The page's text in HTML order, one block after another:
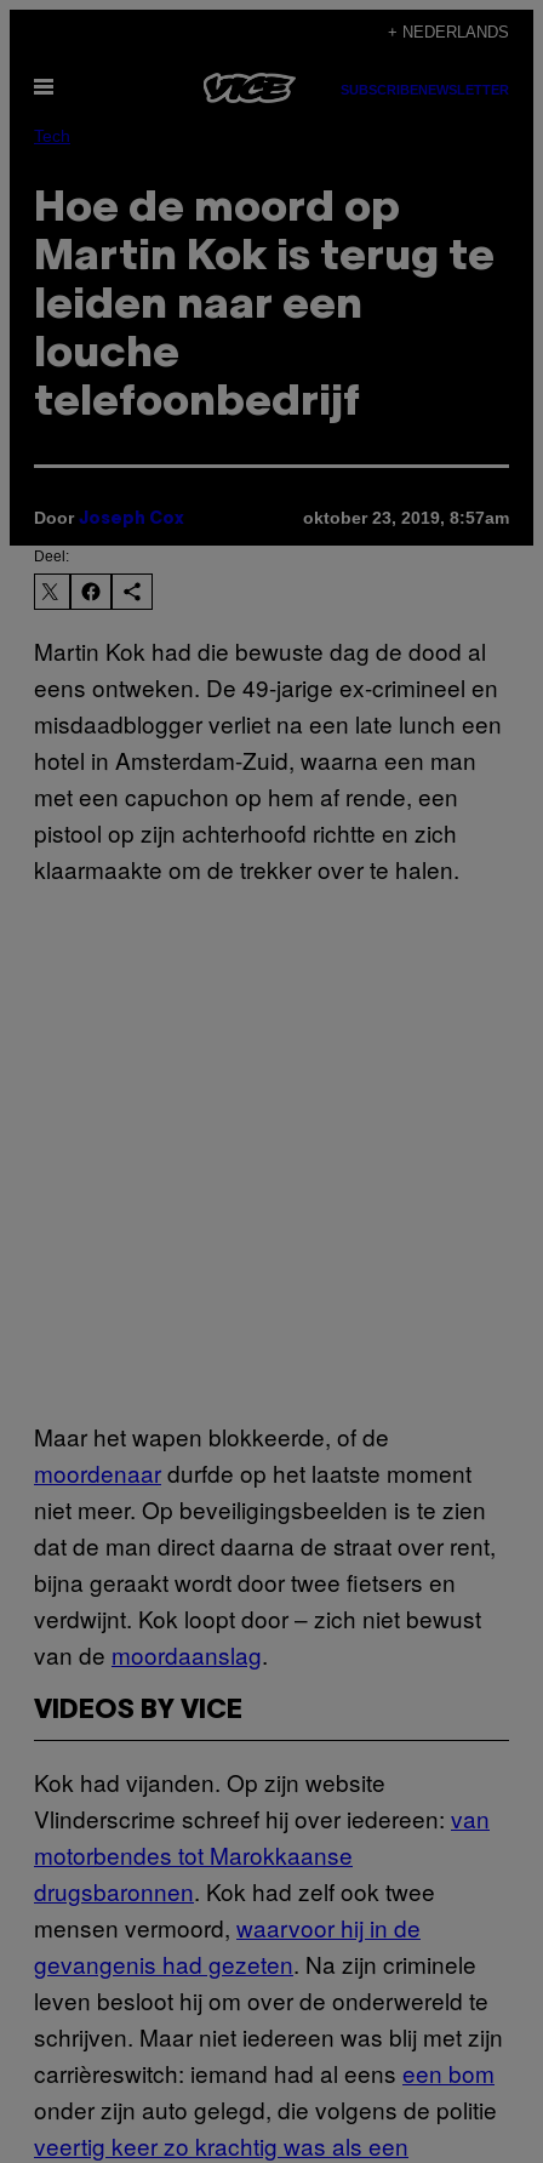
de
inhoud
+ NEDERLANDS
Open
SUBSCRIBENEWSLETTER
Tech
Hoe de moord op
Martin Kok is terug te
leiden naar een
louche
telefoonbedrijf
Door Joseph Cox oktober 23, 2019, 8:57am
Deel:
Martin Kok had die bewuste dag de dood al
eens ontweken. De 49-jarige ex-crimineel en
misdaadblogger verliet na een late lunch een
hotel in Amsterdam-Zuid, waarna een man
met een capuchon op hem af rende, een
pistool op zijn achterhoofd richtte en zich
klaarmaakte om de trekker over te halen.
Maar het wapen blokkeerde, of de
moordenaardurfde op het laatste moment
niet meer. Op beveiligingsbeelden is te zien
dat de man direct daarna de straat over rent,
bijna geraakt wordt door twee fietsers en
verdwijnt. Kok loopt door – zich niet bewust
van de moordaanslag.
VIDEOS BY VICE
Kok had vijanden. Op zijn website
Vlinderscrime schreef hij over iedereen: van
motorbendes tot Marokkaanse
drugsbaronnen. Kok had zelf ook twee
mensen vermoord, waarvoor hij in de
gevangenis had gezeten. Na zijn criminele
leven besloot hij om over de onderwereld te
schrijven. Maar niet iedereen was blij met zijn
carrièreswitch: iemand had al eens een bom
onder zijn auto gelegd, die volgens de politie
veertig keer zo krachtig was als een